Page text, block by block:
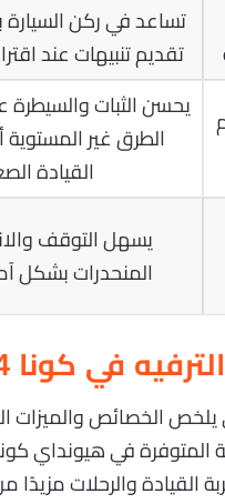
تساعد في ركن
تقديم تنبيهات عند
يحسن الثبات والسيطرة
الطرق غير
القيادة
يسهل التوقف
المنحدرات
في كونا 2024
يلخص الخصائص والميزات
القيادة والرحلات مزيدًا